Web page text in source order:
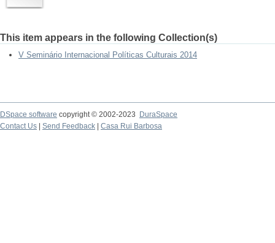
This item appears in the following Collection(s)
V Seminário Internacional Políticas Culturais 2014
DSpace software copyright © 2002-2023
DuraSpace
Contact Us
Send Feedback Casa Rui Barbosa